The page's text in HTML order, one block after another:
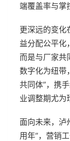
端覆盖率与掌
更深远的变化
益分配公平化
而是与厂家共
数字化为纽带
共同体”，携
业调整期尤为
面向未来，泸
用年”，营销